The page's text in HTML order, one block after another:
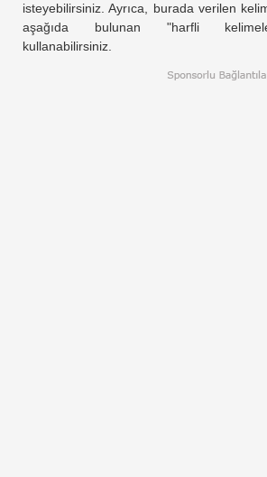
isteyebilirsiniz. Ayrıca, burada verilen
aşağıda bulunan "harfli
kullanabilirsiniz.